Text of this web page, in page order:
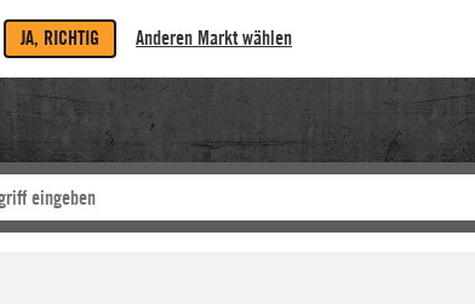
JA, RICHTIG Anderen Markt wählen